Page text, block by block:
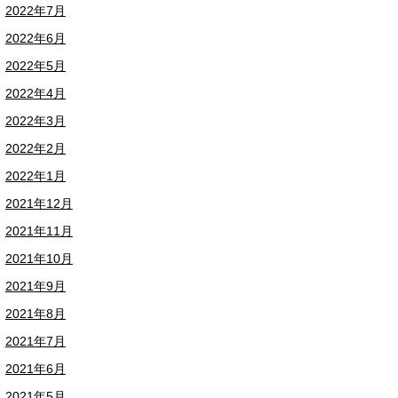
2022年7月
2022年6月
2022年5月
2022年4月
2022年3月
2022年2月
2022年1月
2021年12月
2021年11月
2021年10月
2021年9月
2021年8月
2021年7月
2021年6月